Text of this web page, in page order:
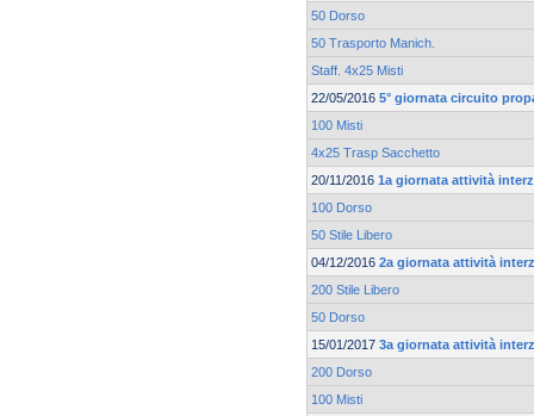
50 Dorso
50 Trasporto Manich.
Staff. 4x25 Misti
22/05/2016 5° giornata circuito
100 Misti
4x25 Trasp Sacchetto
20/11/2016 1a giornata attività
100 Dorso
50 Stile Libero
04/12/2016 2a giornata attività
200 Stile Libero
50 Dorso
15/01/2017 3a giornata attività
200 Dorso
100 Misti